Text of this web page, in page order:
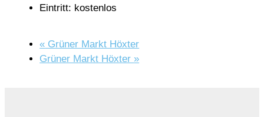
Eintritt: kostenlos
« Grüner Markt Höxter
Grüner Markt Höxter »